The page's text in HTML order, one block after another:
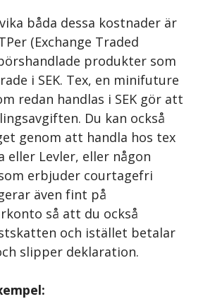
båda dessa kostnader är
(Exchange Traded
produkter som
i SEK. Tex, en minifuture
redan handlas i SEK gör att
Du kan också
genom att handla hos tex
eller Levler, eller någon
erbjuder courtagefri
även fint på
så att du också
och istället betalar
slipper deklaration.